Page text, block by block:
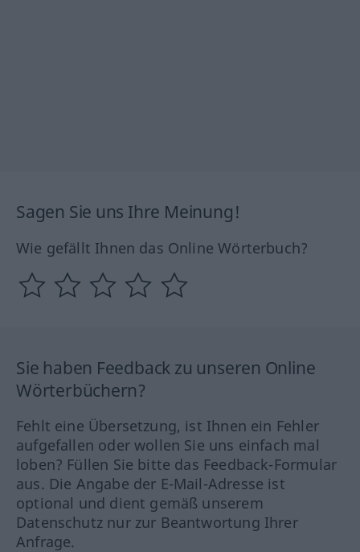
Sagen Sie uns Ihre Meinung!
Wie gefällt Ihnen das Online Wörterbuch?
Sie haben Feedback zu unseren Online
Wörterbüchern?
Fehlt eine Übersetzung, ist Ihnen ein Fehler
aufgefallen oder wollen Sie uns einfach mal
loben? Füllen Sie bitte das Feedback-Formular
aus. Die Angabe der E-Mail-Adresse ist
optional und dient gemäß unserem
Datenschutz nur zur Beantwortung Ihrer
Anfrage.